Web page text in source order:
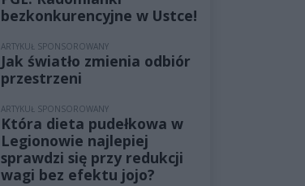
bezkonkurencyjne w Ustce!
ARTYKUŁ SPONSOROWANY
Jak światło zmienia odbiór
przestrzeni
ARTYKUŁ SPONSOROWANY
Która dieta pudełkowa w
Legionowie najlepiej
sprawdzi się przy redukcji
wagi bez efektu jojo?